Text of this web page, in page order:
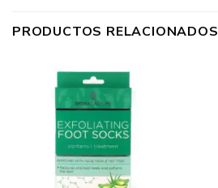
PRODUCTOS RELACIONADOS